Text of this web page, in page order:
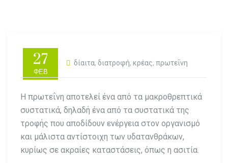
27
ΦΕΒ
Άρθρα δίαιτα, διατροφή, κρέας, πρωτεΐνη
Η πρωτεΐνη αποτελεί ένα από τα μακροθρεπτικά
συστατικά, δηλαδή ένα από τα συστατικά της
τροφής που αποδίδουν ενέργεια στον οργανισμό
και μάλιστα αντίστοιχη των υδατανθράκων,
κυρίως σε ακραίες καταστάσεις, όπως η ασιτία.